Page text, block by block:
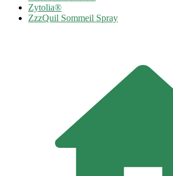
Zytolia®
ZzzQuil Sommeil Spray